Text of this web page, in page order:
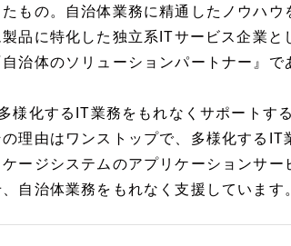
もの。自治体業務に精通したノウハ
品に特化した独立系ITサービス企業
治体のソリューションパートナー』で
様化するIT業務をもれなくサポートす
理由はワンストップで、多様化する
ージシステムのアプリケーションサ
自治体業務をもれなく支援しています。